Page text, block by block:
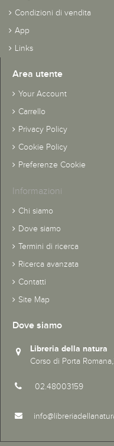
Condizioni di vendita
App
Links
Area utente
Your Account
Carrello
Privacy Policy
Cookie Policy
Preferenze Cookie
Informazioni
Chi siamo
Dove siamo
Termini di ricerca
Ricerca avanzata
Contatti
Site Map
Dove siamo
Libreria della natura
Corso di Porta
02.48003159